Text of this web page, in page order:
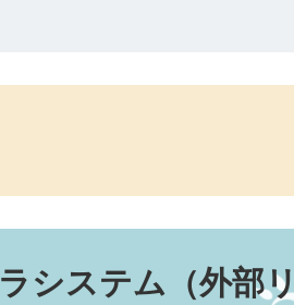
システム（外部